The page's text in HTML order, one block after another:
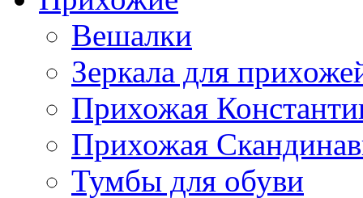
Вешалки
Зеркала для
Прихожая
Прихожая
Тумбы для обуви